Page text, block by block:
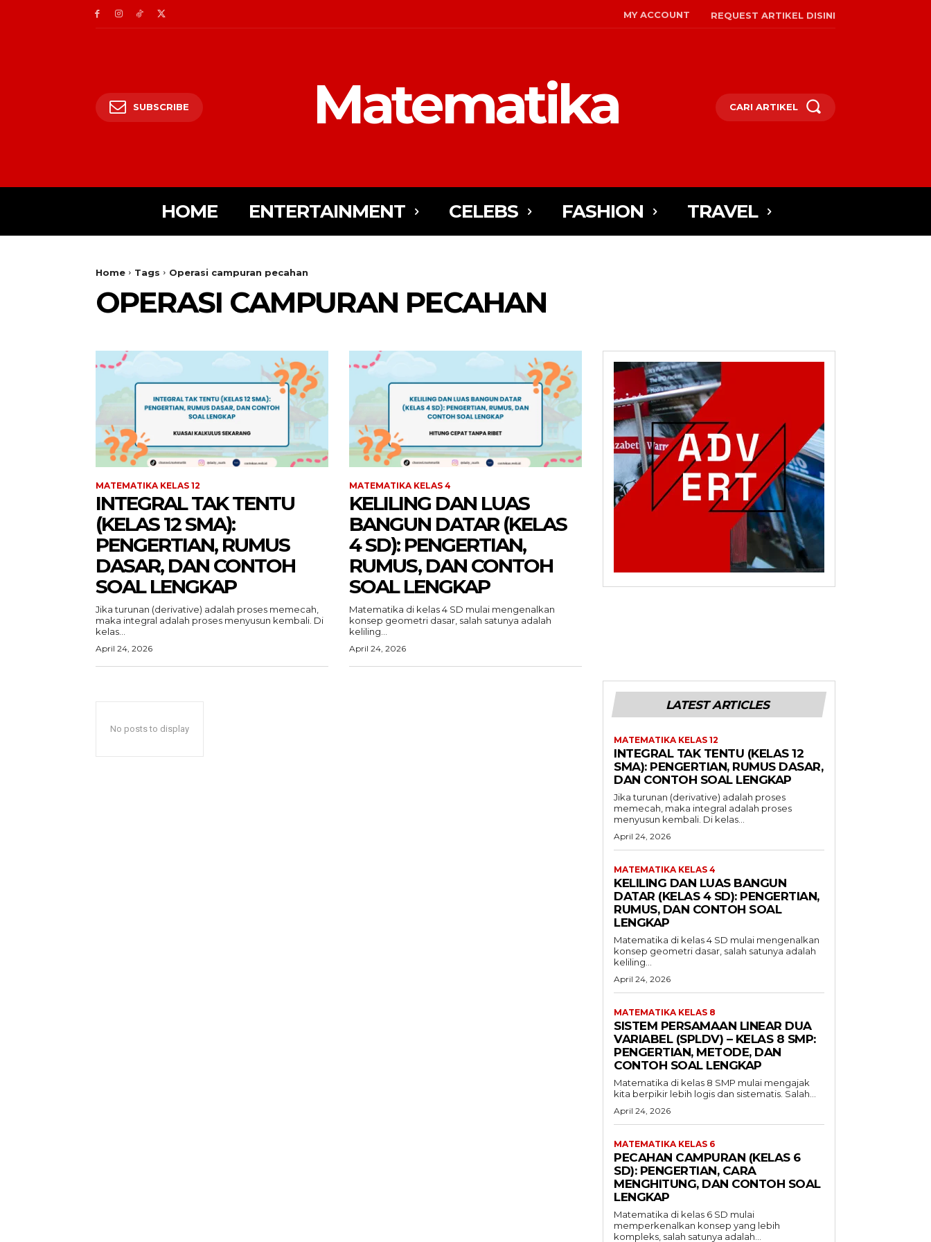
MY ACCOUNT REQUEST ARTIKEL DISINI
SUBSCRIBE Matematika CARI ARTIKEL
HOME ENTERTAINMENT CELEBS FASHION TRAVEL
Home Tags Operasi campuran pecahan
OPERASI CAMPURAN PECAHAN
MATEMATIKA KELAS 12
INTEGRAL TAK TENTU
(KELAS 12 SMA):
PENGERTIAN, RUMUS
DASAR, DAN CONTOH
SOAL LENGKAP
Jika turunan (derivative) adalah proses memecah,
maka integral adalah proses menyusun kembali. Di
kelas...
April 24, 2026
MATEMATIKA KELAS 4
KELILING DAN LUAS
BANGUN DATAR (KELAS
4 SD): PENGERTIAN,
RUMUS, DAN CONTOH
SOAL LENGKAP
Matematika di kelas 4 SD mulai mengenalkan
konsep geometri dasar, salah satunya adalah
keliling...
April 24, 2026
No posts to display
LATEST ARTICLES
MATEMATIKA KELAS 12
INTEGRAL TAK TENTU (KELAS 12
SMA): PENGERTIAN, RUMUS DASAR,
DAN CONTOH SOAL LENGKAP
Jika turunan (derivative) adalah proses
memecah, maka integral adalah proses
menyusun kembali. Di kelas...
April 24, 2026
MATEMATIKA KELAS 4
KELILING DAN LUAS BANGUN
DATAR (KELAS 4 SD): PENGERTIAN,
RUMUS, DAN CONTOH SOAL
LENGKAP
Matematika di kelas 4 SD mulai mengenalkan
konsep geometri dasar, salah satunya adalah
keliling...
April 24, 2026
MATEMATIKA KELAS 8
SISTEM PERSAMAAN LINEAR DUA
VARIABEL (SPLDV) – KELAS 8 SMP:
PENGERTIAN, METODE, DAN
CONTOH SOAL LENGKAP
Matematika di kelas 8 SMP mulai mengajak
kita berpikir lebih logis dan sistematis. Salah...
April 24, 2026
MATEMATIKA KELAS 6
PECAHAN CAMPURAN (KELAS 6
SD): PENGERTIAN, CARA
MENGHITUNG, DAN CONTOH SOAL
LENGKAP
Matematika di kelas 6 SD mulai
memperkenalkan konsep yang lebih
kompleks, salah satunya adalah...